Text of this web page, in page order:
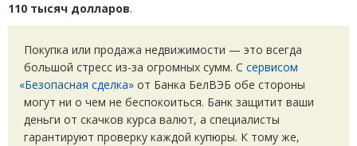
110 тысяч долларов.
Покупка или продажа недвижимости — это всегда
большой стресс из-за огромных сумм. С сервисом
«Безопасная сделка»от Банка БелВЭБ обе стороны
могут ни о чем не беспокоиться. Банк защитит ваши
деньги от скачков курса валют, а специалисты
гарантируют проверку каждой купюры. К тому же,